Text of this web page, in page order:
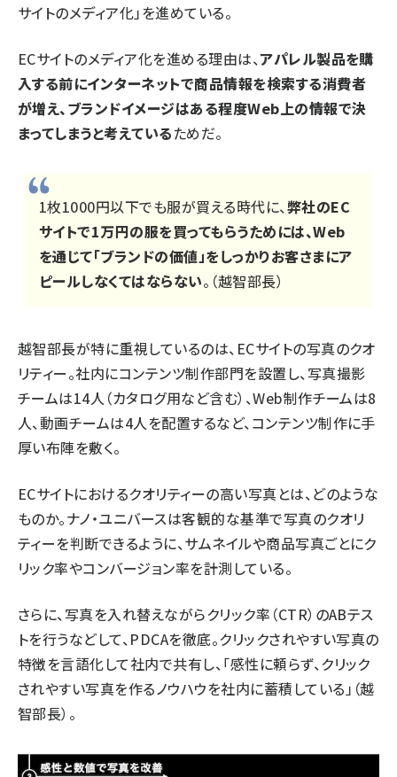
サイトのメディア化」を進めている。
ECサイトのメディア化を進める理由は、アパレル製品を購
入する前にインターネットで商品情報を検索する消費者
が増え、ブランドイメージはある程度Web上の情報で決
まってしまうと考えているためだ。
1枚1000円以下でも服が買える時代に、弊社のEC
サイトで1万円の服を買ってもらうためには、Web
を通じて「ブランドの価値」をしっかりお客さまにア
ピールしなくてはならない。（越智部長）
越智部長が特に重視しているのは、ECサイトの写真のクオ
リティー。社内にコンテンツ制作部門を設置し、写真撮影
チームは14人（カタログ用など含む）、Web制作チームは8
人、動画チームは4人を配置するなど、コンテンツ制作に手
厚い布陣を敷く。
ECサイトにおけるクオリティーの高い写真とは、どのような
ものか。ナノ・ユニバースは客観的な基準で写真のクオリ
ティーを判断できるように、サムネイルや商品写真ごとにク
リック率やコンバージョン率を計測している。
さらに、写真を入れ替えながらクリック率（CTR）のABテス
トを行うなどして、PDCAを徹底。クリックされやすい写真の
特徴を言語化して社内で共有し、「感性に頼らず、クリック
されやすい写真を作るノウハウを社内に蓄積している」（越
智部長）。